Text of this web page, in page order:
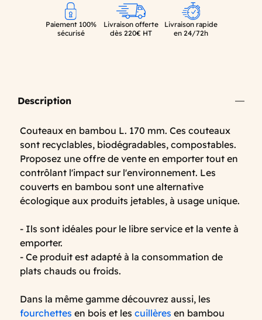
Paiement 100%
sécurisé
Livraison offerte
dès 220€ HT
Livraison rapide
en 24/72h
Description
Couteaux en bambou L. 170 mm. Ces couteaux
sont recyclables, biodégradables, compostables.
Proposez une offre de vente en emporter tout en
contrôlant l'impact sur l'environnement. Les
couverts en bambou sont une alternative
écologique aux produits jetables, à usage unique.
- Ils sont idéales pour le libre service et la vente à
emporter.
- Ce produit est adapté à la consommation de
plats chauds ou froids.
Dans la même gamme découvrez aussi, les
fourchettes en bois et les cuillères en bambou